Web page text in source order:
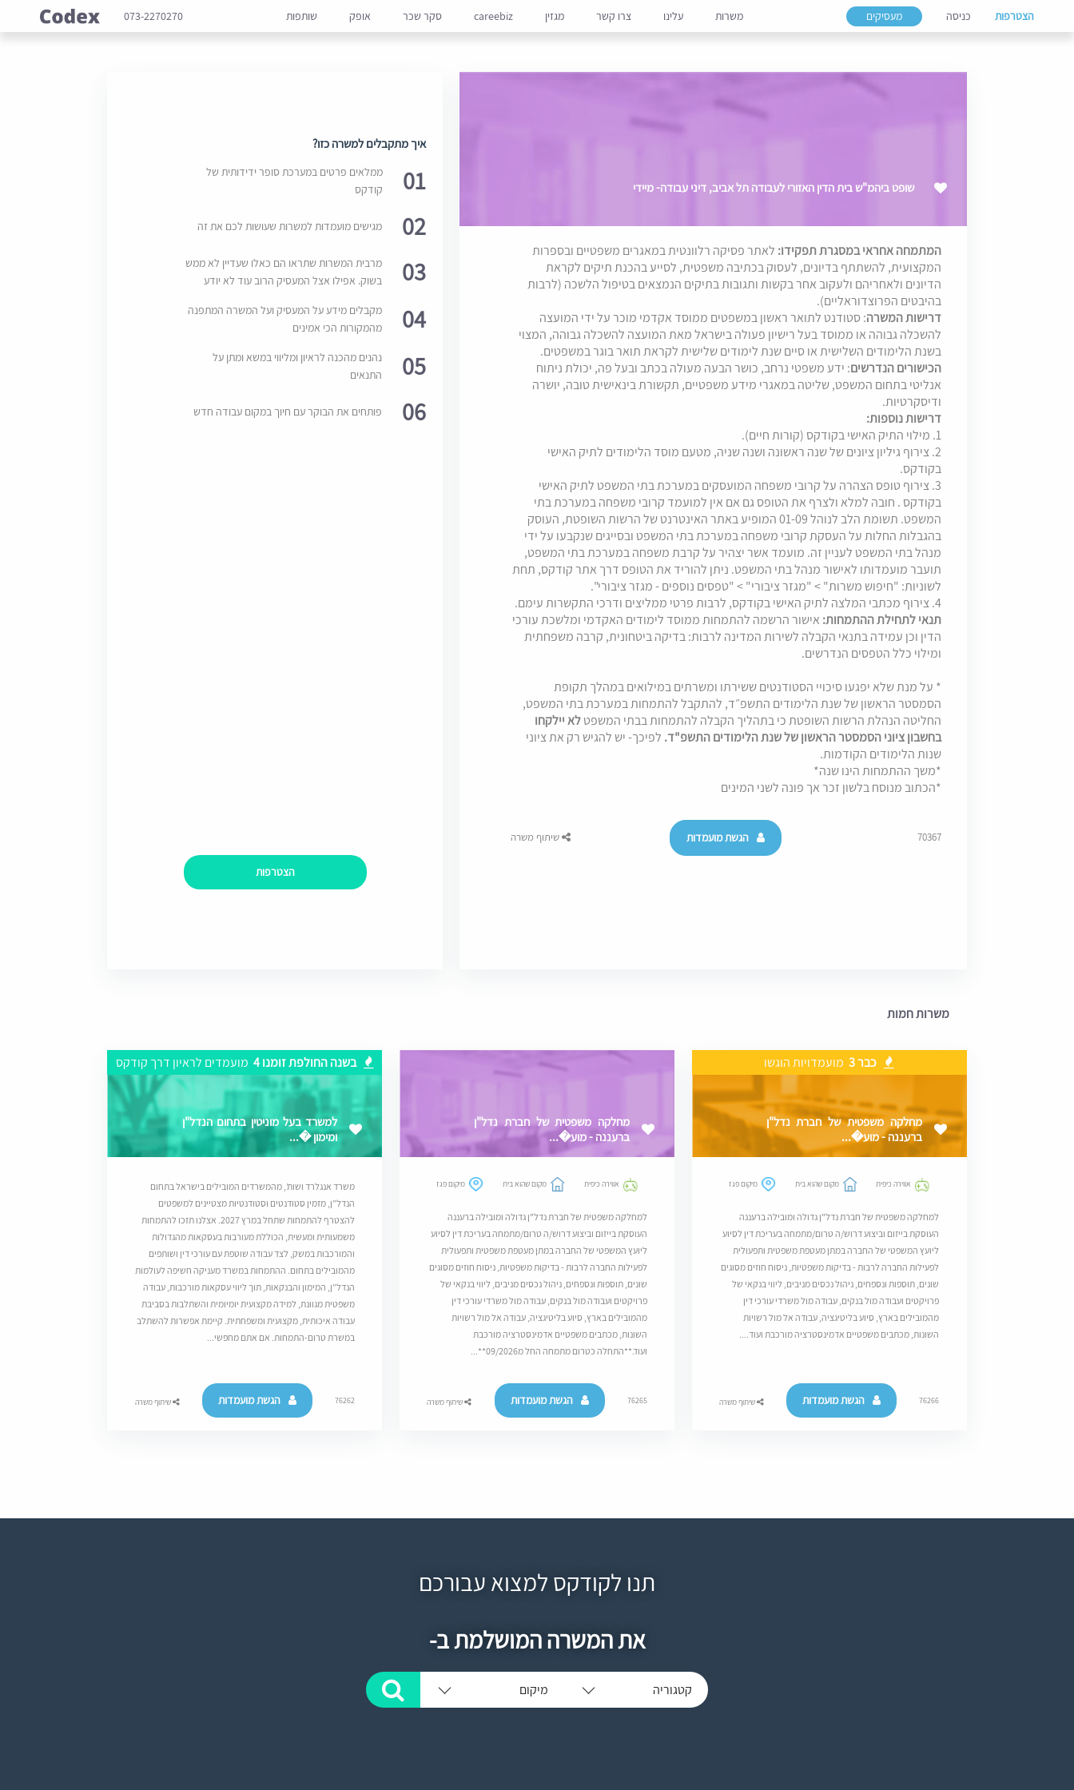
הצטרפות כניסה מעסיקים משרות עלינו צרו קשר מגזין careebiz סקר שכר אופק שותפות 073-2270270
שופט ביהמ"ש בית הדין האזורי לעבודה תל אביב, דיני עבודה- מיידי
המתמחה אחראי במסגרת תפקידו: לאתר פסיקה רלוונטית במאגרים משפטיים ובספרות
המקצועית, להשתתף בדיונים, לעסוק בכתיבה משפטית, לסייע בהכנת תיקים לקראת
הדיונים ולאחריהם ולעקוב אחר בקשות ותגובות בתיקים הנמצאים בטיפול הלשכה (לרבות
בהיבטים הפרוצדוראליים).
דרישות המשרה: סטודנט לתואר ראשון במשפטים ממוסד אקדמי מוכר על ידי המועצה
להשכלה גבוהה או ממוסד בעל רישיון פעולה בישראל מאת המועצה להשכלה גבוהה, המצוי
בשנת הלימודים השלישית או סיים שנת לימודים שלישית לקראת תואר בוגר במשפטים.
הכישורים הנדרשים: ידע משפטי נרחב, כושר הבעה מעולה בכתב ובעל פה, יכולת ניתוח
אנליטי בתחום המשפט, שליטה במאגרי מידע משפטיים, תקשורת בינאישית טובה, יושרה
ודיסקרטיות.
דרישות נוספות:
1. מילוי התיק האישי בקודקס (קורות חיים).
2. צירוף גיליון ציונים של שנה ראשונה ושנה שניה, מטעם מוסד הלימודים לתיק האישי
בקודקס.
3. צירוף טופס הצהרה על קרובי משפחה המועסקים במערכת בתי המשפט לתיק האישי
בקודקס . חובה למלא ולצרף את הטופס גם אם אין למועמד קרובי משפחה במערכת בתי
המשפט. תשומת הלב לנוהל 01-09 המופיע באתר האינטרנט של הרשות השופטת, העוסק
בהגבלות החלות על העסקת קרובי משפחה במערכת בתי המשפט ובסייגים שנקבעו על ידי
מנהל בתי המשפט לעניין זה. מועמד אשר יצהיר על קרבת משפחה במערכת בתי המשפט,
תועבר מועמדותו לאישור מנהל בתי המשפט. ניתן להוריד את הטופס דרך אתר קודקס, תחת
לשוניות: "חיפוש משרות" > "מגזר ציבורי" > "טפסים נוספים - מגזר ציבורי".
4. צירוף מכתבי המלצה לתיק האישי בקודקס, לרבות פרטי ממליצים ודרכי התקשרות עימם.
תנאי לתחילת ההתמחות: אישור הרשמה להתמחות ממוסד לימודים האקדמי ומלשכת עורכי
הדין וכן עמידה בתנאי הקבלה לשירות המדינה לרבות: בדיקה ביטחונית, קרבה משפחתית
ומילוי כלל הטפסים הנדרשים.
* על מנת שלא יפגעו סיכויי הסטודנטים ששירתו ומשרתים במילואים במהלך תקופת
הסמסטר הראשון של שנת הלימודים התשפ״ד, להתקבל להתמחות במערכת בתי המשפט,
החליטה הנהלת הרשות השופטת כי בתהליך הקבלה להתמחות בבתי המשפטלא יילקחו
בחשבון ציוני הסמסטר הראשון של שנת הלימודים התשפ"ד. לפיכך- יש להגיש רק את ציוני
שנות הלימודים הקודמות.
*משך ההתמחות הינו שנה*
*הכתוב מנוסח בלשון זכר אך פונה לשני המינים
70367 הגשת מועמדות שיתוף משרה
איך מתקבלים למשרה כזו?
01
ממלאים פרטים במערכת סופר ידידותית של
קודקס
02 מגישים מועמדות למשרות שעושות לכם את זה
03
מרבית המשרות שתראו הם כאלו שעדיין לא ממש
בשוק. אפילו אצל המעסיק הרוב עוד לא יודע
04
מקבלים מידע על המעסיק ועל המשרה המתפנה
מהמקורות הכי אמינים
05
נהנים מהכנה לראיון ומליווי במשא ומתן על
התנאים
06 פותחים את הבוקר עם חיוך במקום עבודה חדש
הצטרפות
משרות חמות
כבר 3 מועמדויות הוגשו
מחלקה משפטית של חברת נדל"ן
ברעננה - מוע�...
אווירה כיפית מקום שהוא בית מיקום פגז
למחלקה משפטית של חברת נדל"ן גדולה ומובילה ברעננה
העוסקת בייזום וביצוע דרוש/ה טרום/מתמחה בעריכת דין לסיוע
ליועץ המשפטי של החברה במתן מעטפת משפטית ותפעולית
לפעילות החברה לרבות - בדיקות משפטיות, ניסוח חוזים מסוגים
שונים, תוספות ונספחים, ניהול נכסים מניבים, ליווי בנקאי של
פרויקטים ועבודה מול בנקים, עבודה מול משרדי עורכי דין
מהמובילים בארץ, סיוע בליטיגציה, עבודה אל מול רשויות
השונות, מכתבים משפטיים אדמינסטרציה מורכבת ועוד....
76266 הגשת מועמדות שיתוף משרה
מחלקה משפטית של חברת נדל"ן
ברעננה - מוע�...
אווירה כיפית מקום שהוא בית מיקום פגז
למחלקה משפטית של חברת נדל"ן גדולה ומובילה ברעננה
העוסקת בייזום וביצוע דרוש/ה טרום/מתמחה בעריכת דין לסיוע
ליועץ המשפטי של החברה במתן מעטפת משפטית ותפעולית
לפעילות החברה לרבות - בדיקות משפטיות, ניסוח חוזים מסוגים
שונים, תוספות ונספחים, ניהול נכסים מניבים, ליווי בנקאי של
פרויקטים ועבודה מול בנקים, עבודה מול משרדי עורכי דין
מהמובילים בארץ, סיוע בליטיגציה, עבודה אל מול רשויות
השונות, מכתבים משפטיים אדמינסטרציה מורכבת
ועוד.**התחלה כטרום מתמחה החל מ09/2026**...
76265 הגשת מועמדות שיתוף משרה
בשנה החולפת זומנו 4 מועמדים לראיון דרך קודקס
למשרד בעל מוניטין בתחום הנדל"ן
ומימון �...
משרד אנגלרד ושות’, מהמשרדים המובילים בישראל בתחום
הנדל”ן, מזמין סטודנטים וסטודנטיות מצטיינים למשפטים
להצטרף להתמחות שתחל במרץ 2027. אצלנו תזכו להתמחות
משמעותית ומעשית, הכוללת מעורבות בעסקאות מהגדולות
והמורכבות במשק, לצד עבודה שוטפת עם עורכי דין ושותפים
מהמובילים בתחום. ההתמחות במשרד מעניקה חשיפה לעולמות
הנדל”ן, המימון והבנקאות, תוך ליווי עסקאות מורכבות, עבודה
משפטית מגוונת, למידה מקצועית יומיומית והשתלבות בסביבת
עבודה איכותית, מקצועית ומשפחתית. קיימת אפשרות להשתלב
במשרת טרום-התמחות. אם אתם מחפשי...
76262 הגשת מועמדות שיתוף משרה
תנו לקודקס למצוא עבורכם
את המשרה המושלמת ב-
קטגוריה מיקום